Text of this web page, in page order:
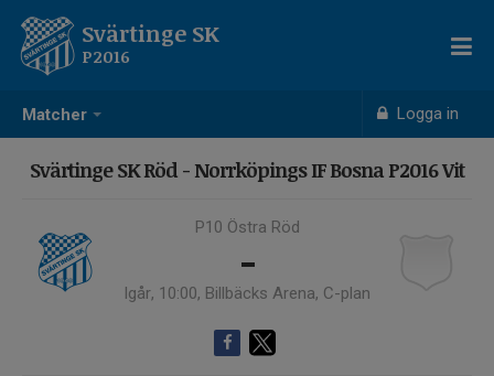
Matcher Logga in
Svärtinge SK
P2016
Svärtinge SK Röd - Norrköpings IF Bosna P2016 Vit
P10 Östra Röd
-
Igår, 10:00, Billbäcks Arena, C-plan